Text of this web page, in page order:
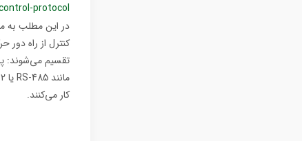
protocol
در این مطلب به
کنترل از راه دور
کار می‌کنند.